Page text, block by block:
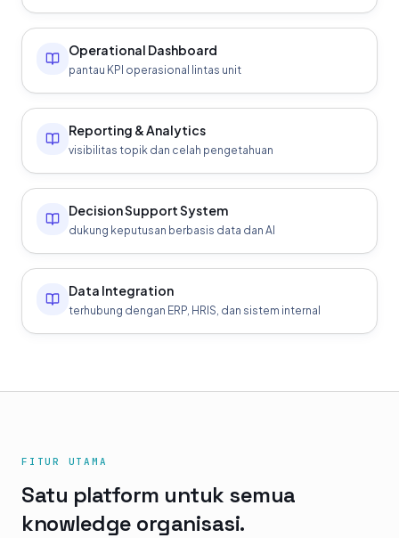
Operational Dashboard
pantau KPI operasional lintas unit
Reporting & Analytics
visibilitas topik dan celah pengetahuan
Decision Support System
dukung keputusan berbasis data dan AI
Data Integration
terhubung dengan ERP, HRIS, dan sistem internal
FITUR UTAMA
Satu platform untuk semua
knowledge organisasi.